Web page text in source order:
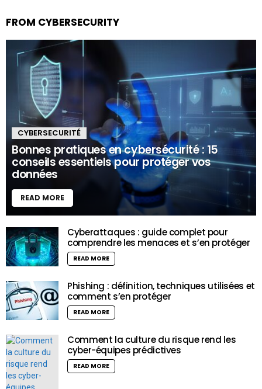
FROM CYBERSECURITY
CYBERSECURITÉ
Bonnes pratiques en cybersécurité : 15
conseils essentiels pour protéger vos
données
READ MORE
Cyberattaques : guide complet pour
comprendre les menaces et s’en protéger
READ MORE
Phishing : définition, techniques utilisées et
comment s’en protéger
READ MORE
Comment la culture du risque rend les
cyber-équipes prédictives
READ MORE